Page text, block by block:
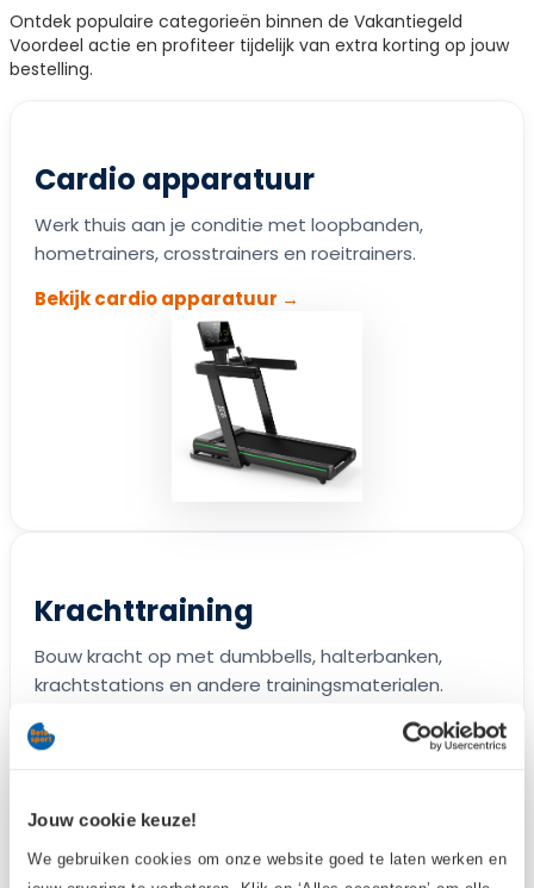
Jouw cookie keuze!
We gebruiken cookies om onze website goed te laten werken en
Ontdek populaire categorieën binnen de Vakantiegeld
Voordeel actie en profiteer tijdelijk van extra korting op jouw
bestelling.
Cardio apparatuur
Werk thuis aan je conditie met loopbanden,
hometrainers, crosstrainers en roeitrainers.
Bekijk cardio apparatuur →
Krachttraining
Bouw kracht op met dumbbells, halterbanken,
krachtstations en andere trainingsmaterialen.
Bekijk krachttraining →